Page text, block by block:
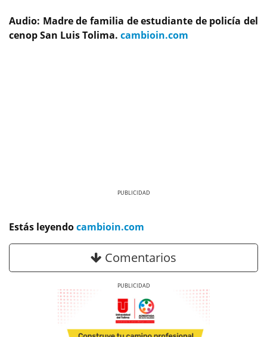
Audio: Madre de familia de estudiante de policía del
cenop San Luis Tolima. cambioin.com
Estás leyendocambioin.com
Comentarios